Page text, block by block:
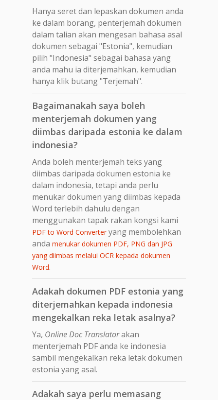
Hanya seret dan lepaskan dokumen anda
ke dalam borang, penterjemah dokumen
dalam talian akan mengesan bahasa asal
dokumen sebagai "Estonia", kemudian
pilih "Indonesia" sebagai bahasa yang
anda mahu ia diterjemahkan, kemudian
hanya klik butang "Terjemah".
Bagaimanakah saya boleh
menterjemah dokumen yang
diimbas daripada estonia ke dalam
indonesia?
Anda boleh menterjemah teks yang
diimbas daripada dokumen estonia ke
dalam indonesia, tetapi anda perlu
menukar dokumen yang diimbas kepada
Word terlebih dahulu dengan
menggunakan tapak rakan kongsi kami
PDF to Word Converteryang membolehkan
anda menukar dokumen PDF, PNG dan JPG
yang diimbas melalui OCR kepada dokumen
Word.
Adakah dokumen PDF estonia yang
diterjemahkan kepada indonesia
mengekalkan reka letak asalnya?
Ya, Online Doc Translatorakan
menterjemah PDF anda ke indonesia
sambil mengekalkan reka letak dokumen
estonia yang asal.
Adakah saya perlu memasang